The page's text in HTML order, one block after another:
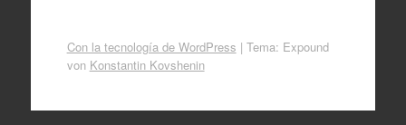
Con la tecnología de WordPress | Tema: Expound
von Konstantin Kovshenin